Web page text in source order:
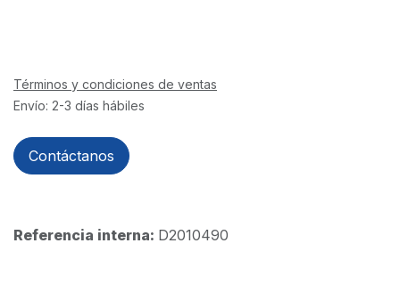
Términos y condiciones de ventas
Envío: 2-3 días hábiles
Contáctanos
Referencia interna: D2010490